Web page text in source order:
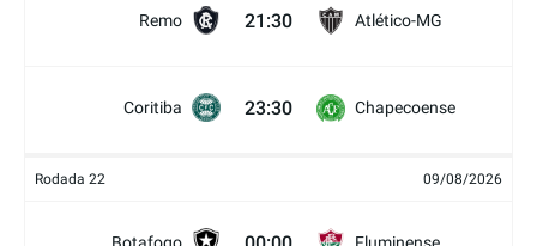
Remo 21:30 Atlético-MG
Coritiba 23:30 Chapecoense
Rodada 22 09/08/2026